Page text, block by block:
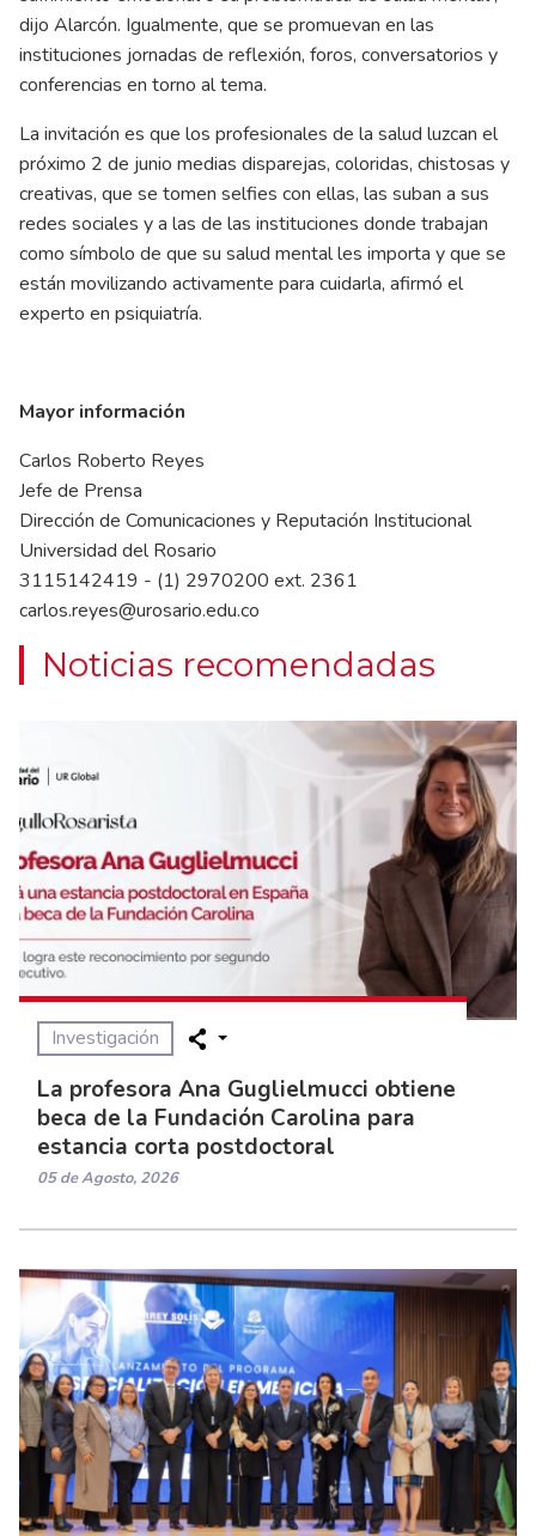
dijo Alarcón. Igualmente, que se promuevan en las
instituciones jornadas de reflexión, foros, conversatorios y
conferencias en torno al tema.
La invitación es que los profesionales de la salud luzcan el
próximo 2 de junio medias disparejas, coloridas, chistosas y
creativas, que se tomen selfies con ellas, las suban a sus
redes sociales y a las de las instituciones donde trabajan
como símbolo de que su salud mental les importa y que se
están movilizando activamente para cuidarla, afirmó el
experto en psiquiatría.
Mayor información
Carlos Roberto Reyes
Jefe de Prensa
Dirección de Comunicaciones y Reputación Institucional
Universidad del Rosario
3115142419 - (1) 2970200 ext. 2361
carlos.reyes@urosario.edu.co
Noticias recomendadas
Investigación
La profesora Ana Guglielmucci obtiene
beca de la Fundación Carolina para
estancia corta postdoctoral
05 de Agosto, 2026